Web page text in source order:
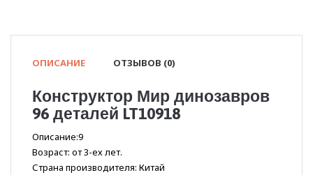
ОПИСАНИЕ ОТЗЫВОВ (0)
Конструктор Мир динозавров
96 деталей LT10918
Описание:9
Возраст: от 3-ех лет.
Страна производителя: Китай